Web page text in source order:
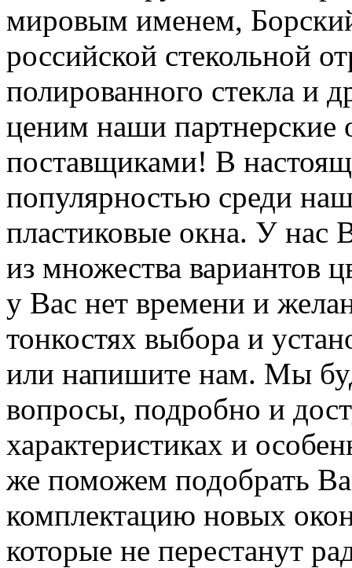
мировым именем,
российской стекольной
полированного стекла и
ценим наши
поставщиками! В
популярностью среди
пластиковые окна. У
из множества вариантов
у Вас нет времени и
тонкостях выбора и
или напишите нам. Мы
вопросы, подробно и
характеристиках и
же поможем подобрать
комплектацию новых
которые не перестанут